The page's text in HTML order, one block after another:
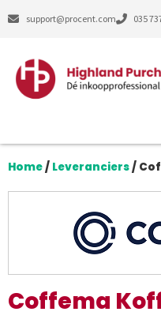
support@procent.com 035
Home/ Leveranciers/
Coffema